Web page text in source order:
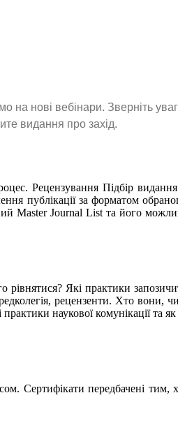
на нові вебінари. Зверніть
видання про захід.
Рецензування Підбір
публікації за форматом
Master Journal List та його
рівнятися? Які практики
рецензенти. Хто вони,
наукової комунікації та як
Сертифікати передбачені тим,